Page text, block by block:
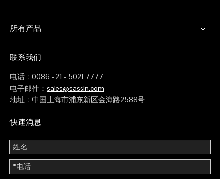
所有产品
联系我们
电话：0086 - 21 - 5021 7777
电子邮件： sales@sassin.com
地址：中国上海市浦东新区金海路2588号
快速消息